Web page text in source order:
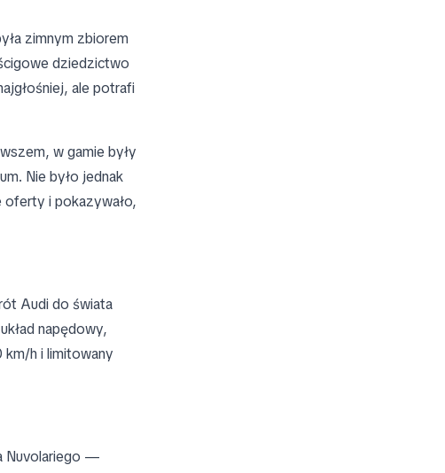
zimnym zbiorem
dziedzictwo
ale potrafi
w gamie były
Nie było jednak
i pokazywało,
Audi do świata
napędowy,
km/h i limitowany
Nuvolariego —